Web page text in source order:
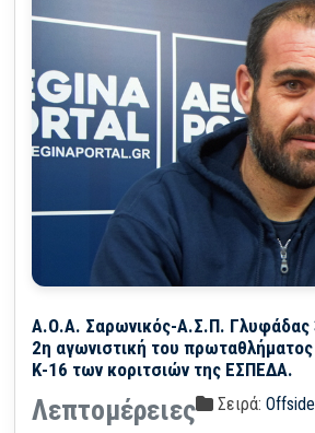
Α.Ο.Α. Σαρωνικός-Α.Σ.Π. Γλυφάδας
2η αγωνιστική του
Κ-16 των κοριτσιών της ΕΣΠΕΔΑ.
Λεπτομέρειες Σειρά:Offside